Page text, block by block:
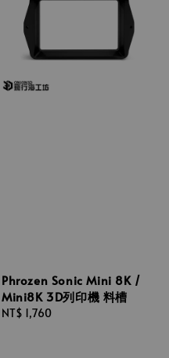
Phrozen Sonic Mini 8K /
Mini8K 3D列印機 料槽
Regular
NT$ 1,760